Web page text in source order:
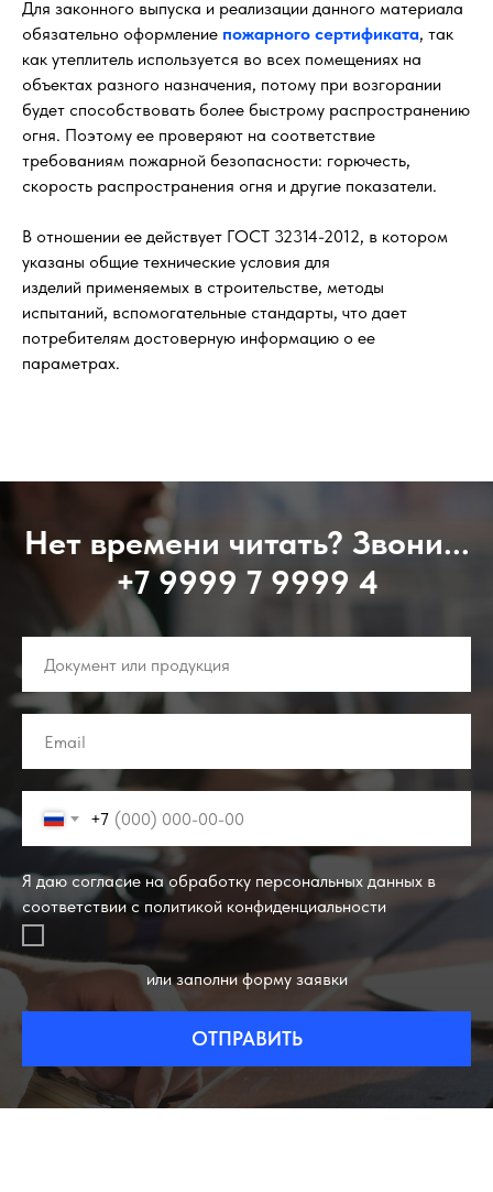
Для законного выпуска и реализации данного материала
обязательно оформление пожарного сертификата, так
как утеплитель используется во всех помещениях на
объектах разного назначения, потому при возгорании
будет способствовать более быстрому распространению
огня. Поэтому ее проверяют на соответствие
требованиям пожарной безопасности: горючесть,
скорость распространения огня и другие показатели.
В отношении ее действует ГОСТ 32314-2012, в котором
указаны общие технические условия для
изделий применяемых в строительстве, методы
испытаний, вспомогательные стандарты, что дает
потребителям достоверную информацию о ее
параметрах.
Нет времени читать? Звони...
+7 9999 7 9999 4
+7
Я даю согласие на обработку персональных данных в
соответствии с политикой конфиденциальности
или заполни форму заявки
ОТПРАВИТЬ